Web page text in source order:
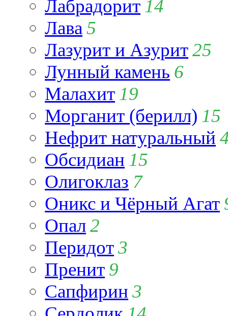
Лабрадорит 14
Лава 5
Лазурит и Азурит25
Лунный камень 6
Малахит 19
Морганит (берилл) 15
Нефрит натуральный
Обсидиан 15
Олигоклаз 7
Оникс и Чёрный Агат
Опал2
Перидот3
Пренит 9
Сапфирин 3